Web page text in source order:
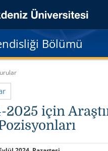
Bölümü
2025 için